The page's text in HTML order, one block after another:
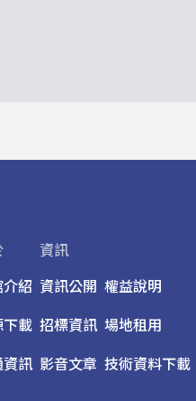
介紹
下載
資訊
資訊
資訊公開
招標資訊
影音文章
權益說明
場地租用
技術資料下載